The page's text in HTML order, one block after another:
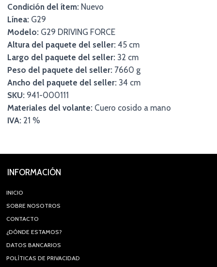
Condición del ítem: Nuevo
Línea: G29
Modelo: G29 DRIVING FORCE
Altura del paquete del seller: 45 cm
Largo del paquete del seller: 32 cm
Peso del paquete del seller: 7660 g
Ancho del paquete del seller: 34 cm
SKU: 941-000111
Materiales del volante: Cuero cosido a mano
IVA: 21 %
INFORMACIÓN
INICIO
SOBRE NOSOTROS
CONTACTO
¿DÓNDE ESTAMOS?
DATOS BANCARIOS
POLÍTICAS DE PRIVACIDAD